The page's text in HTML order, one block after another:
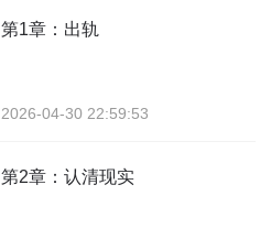
第1章：出轨
2026-04-30 22:59:53
第2章：认清现实